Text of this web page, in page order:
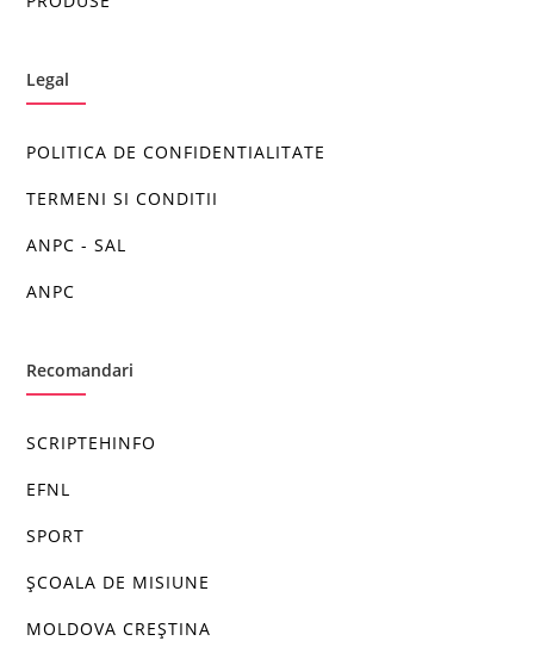
Legal
POLITICA DE CONFIDENTIALITATE
TERMENI SI CONDITII
ANPC - SAL
ANPC
Recomandari
SCRIPTEHINFO
EFNL
SPORT
ȘCOALA DE MISIUNE
MOLDOVA CREȘTINA